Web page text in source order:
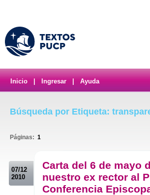
Inicio Ingresar Ayuda
Búsqueda por Etiqueta:
Páginas: 1
07/12
2010
Carta del 6 de mayo
nuestro ex rector al
Conferencia